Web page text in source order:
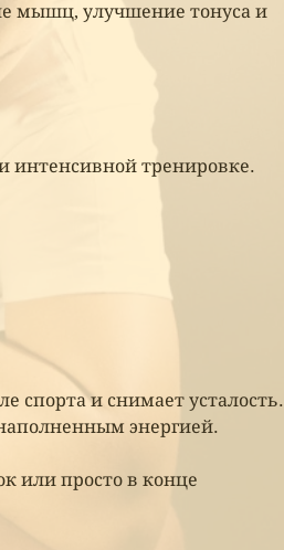
мышц, улучшение тонуса и
тренировке.
спорта и снимает усталость.
энергией.
или просто в конце